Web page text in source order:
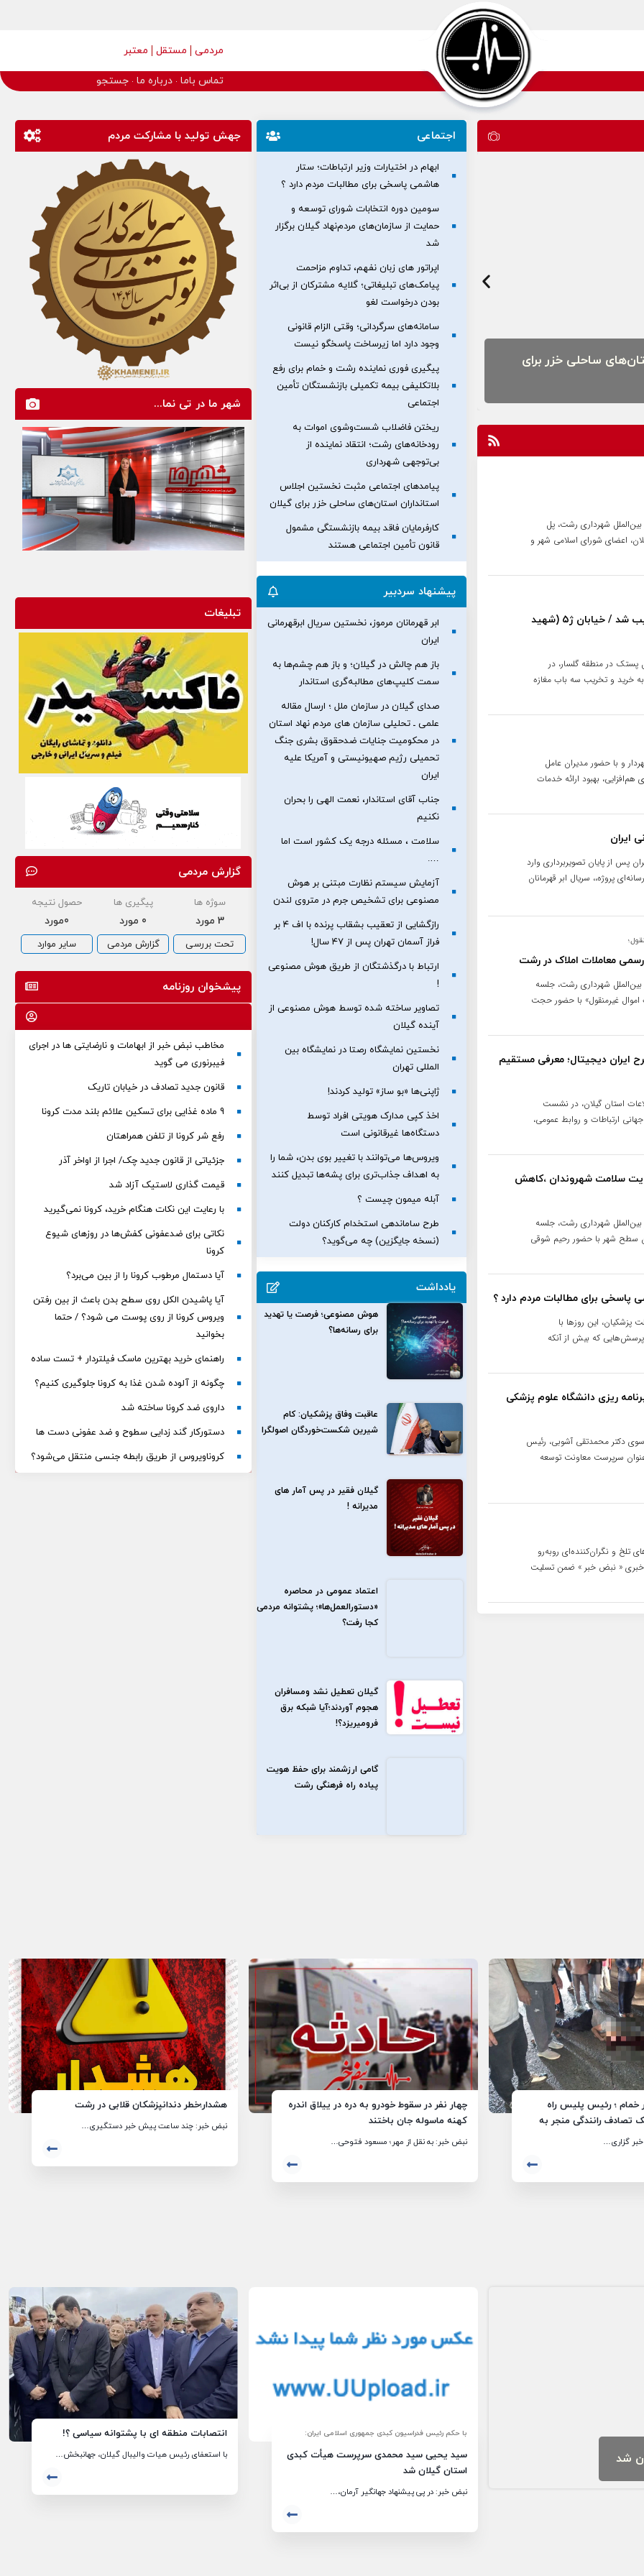
مردمی مستقل معتبر
تماس باما درباره ما جستجو
ساحلی خزر برای
اب هنوز زنده است
شهرداری رشت، پل
اعضای شورای اسلامی شهر و
۳ باب مغازه محدوده پستک خریداری و تخریب شد / خیابان ژ۵ (شهید
در منطقه گلسار، در
خرید و تخریب سه باب مغازه
و با حضور مدیران عامل
بهبود ارائه خدمات
ایران
پس از پایان تصویربرداری وارد
پروژه،، سریال ابر قهرمانان
معاملات املاک در رشت
شهرداری رشت، جلسه
اموال غیرمنقول» با حضور حجت
در طرح ایران دیجیتال؛ معرفی مستقیم
استان گیلان، در نشست
۲۷ اردیبهشت، روز جهانی ارتباطات و روابط عمومی،
سلامت شهروندان ،کاهش
شهرداری رشت، جلسه
سطح شهر با حضور رحیم شوقی
پاسخی برای مطالبات مردم دارد ؟
این روزها با
که بیش از آنکه
ریزی دانشگاه علوم پزشکی
دکتر محمدتقی آشوبی، رئیس
سرپرست معاونت توسعه
تلخ و نگران‌کننده‌ای روبه‌رو
خبری « نبض خبر » ضمن تسلیت
اجتماعی
ابهام در اختیارات وزیر ارتباطات؛ ستار
هاشمی پاسخی برای مطالبات مردم دارد ؟
سومین دوره انتخابات شورای توسعه و
حمایت از سازمان‌های مردم‌نهاد گیلان برگزار
شد
اپراتور های زبان نفهم، تداوم مزاحمت
پیامک‌های تبلیغاتی؛ گلایه مشترکان از بی‌اثر
بودن درخواست لغو
سامانه‌های سرگردانی؛ وقتی الزام قانونی
وجود دارد اما زیرساخت پاسخگو نیست
پیگیری فوری نماینده رشت و خمام برای رفع
بلاتکلیفی بیمه تکمیلی بازنشستگان تأمین
اجتماعی
ریختن فاضلاب شست‌وشوی اموات به
رودخانه‌های رشت؛ انتقاد نماینده از
بی‌توجهی شهرداری
پیامدهای اجتماعی مثبت نخستین اجلاس
استانداران استان‌های ساحلی خزر برای گیلان
کارفرمایان فاقد بیمه بازنشستگی مشمول
قانون تأمین اجتماعی هستند
پیشنهاد سردبیر
ابر قهرمانان مرموز، نخستین سریال ابرقهرمانی
ایران
باز هم چالش در گیلان؛ و باز هم چشم‌ها به
سمت کلیپ‌های مطالبه‌گری استاندار
صدای گیلان در سازمان ملل ؛ ارسال مقاله
علمی ـ تحلیلی سازمان های مردم نهاد استان
در محکومیت جنایات ضدحقوق بشری جنگ
تحمیلی رژیم صهیونیستی و آمریکا علیه
ایران
جناب آقای استاندار، نعمت الهی را بحران
نکنیم
سلامت ، مسئله درجه یک کشور است اما
….
آزمایش سیستم نظارت مبتنی بر هوش
مصنوعی برای تشخیص جرم در متروی لندن
رازگشایی از تعقیب بشقاب پرنده با اف ۴ بر
فراز آسمان تهران پس از ۴۷ سال!
ارتباط با درگذشتگان از طریق هوش مصنوعی
!
تصاویر ساخته شده توسط هوش مصنوعی از
آینده گیلان
نخستین نمایشگاه رصتا در نمایشگاه بین
المللی تهران
ژاپنی‌ها «بو ساز» تولید کردند!
اخذ کپی مدارک هویتی افراد توسط
دستگاه‌ها غیرقانونی است
ویروس‌ها می‌توانند با تغییر بوی بدن، شما را
به اهداف جذاب‌تری برای پشه‌ها تبدیل کنند
آبله میمون چیست ؟
طرح ساماندهی استخدام کارکنان دولت
(نسخه جایگزین) چه می‌گوید؟
یادداشت
هوش مصنوعی؛ فرصت یا تهدید
برای رسانه‌ها؟
‎عاقبت وفاق پزشکیان: کام
شیرین شکست‌خوردگان اصولگرا
گیلان فقیر در پس آمار های
مدیرانه !
اعتماد عمومی در محاصره
«دستورالعمل‌ها»؛ پشتوانه مردمی
کجا رفت؟
گیلان تعطیل نشد و‌مسافران
هجوم آوردند؛آیا شبکه برق
فرو‌میریزد؟!
گامی ارزشمند برای حفظ هویت
پیاده راه فرهنگی رشت
جهش تولید با مشارکت مردم
شهر ما در تی نما...
تبلیغات
گزارش مردمی
سوژه ها
3 مورد
تحت بررسی
پیگیری ها
0 مورد
گزارش مردمی
حصول نتیجه
0مورد
سایر موارد
پیشخوان روزنامه
مخاطب نبض خبر از ابهامات و نارضایتی ها در اجرای
فیبرنوری می گوید
قانون جدید تصادف در خیابان تاریک
9 ماده غذایی برای تسکین علائم بلند مدت کرونا
رفع شر کرونا از تلفن همراهتان
جزئیاتی از قانون جدید چک/ اجرا از اواخر آذر
قیمت گذاری لاستیک آزاد شد
با رعایت این نکات هنگام خرید، کرونا نمی‌گیرید
نکاتی برای ضدعفونی کفش‌ها در روزهای شیوع
کرونا
آیا دستمال مرطوب کرونا را از بین می‌برد؟
آیا پاشیدن الکل روی سطح بدن باعث از بین رفتن
ویروس کرونا از روی پوست می شود؟ / حتما
بخوانید
راهنمای خرید بهترین ماسک فیلتردار + تست ساده
چگونه از آلوده‌ شدن غذا به کرونا جلوگیری کنیم؟
داروی ضد کرونا ساخته شد
دستورکار گند زدایی سطوح و ضد عفونی دست ها
کروناویروس از طریق رابطه جنسی منتقل می‌شود؟
خمام ؛ رئیس پلیس راه
تصادف رانندگی منجر به
به پیربازار خبر داد
گزاری…
چهار نفر در سقوط خودرو به دره در ییلاق اندره
کهنه ماسوله جان باختند
نبض خبر: به نقل از مهر؛ مسعود فتوحی…
هشدار؛خطر دندانپزشکان قلابی در رشت
نبض خبر: چند ساعت پیش خبر دستگیری…
شد
با حکم رئیس فدراسیون کبدی جمهوری اسلامی ایران:
سید یحیی سید محمدی سرپرست هیأت کبدی
استان گیلان شد
نبض خبر: در پی پیشنهاد جهانگیر آرمان،…
انتصابات منطقه ای با پشتوانه سیاسی ؟!
با استعفای رئیس هیات والیبال گیلان، جهانبخش…